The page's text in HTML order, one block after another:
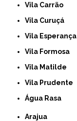
Vila Carrão
Vila Curuçá
Vila Esperança
Vila Formosa
Vila Matilde
Vila Prudente
Água Rasa
Arajua